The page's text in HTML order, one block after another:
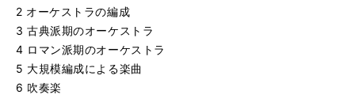
2 オーケストラの編成
3 古典派期のオーケストラ
4 ロマン派期のオーケストラ
5 大規模編成による楽曲
6 吹奏楽